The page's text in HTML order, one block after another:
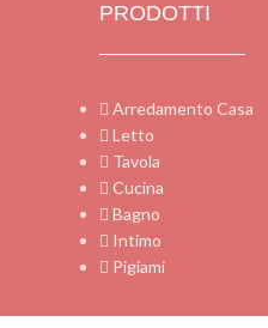
PRODOTTI
Arredamento Casa
Letto
Tavola
Cucina
Bagno
Intimo
Pigiami